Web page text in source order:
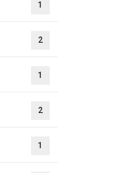
1
2
1
2
1